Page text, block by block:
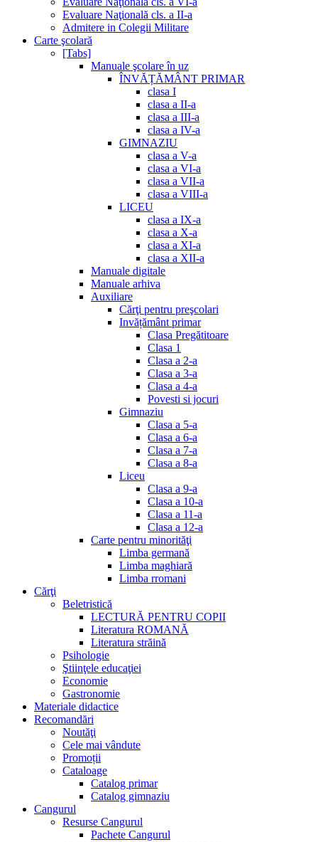
Evaluare Naţională cls. a II-a
Admitere in Colegii Militare
Carte şcolară
[Tabs]
Manuale şcolare în uz
ÎNVĂȚĂMÂNT PRIMAR
clasa I
clasa a II-a
clasa a III-a
clasa a IV-a
GIMNAZIU
clasa a V-a
clasa a VI-a
clasa a VII-a
clasa a VIII-a
LICEU
clasa a IX-a
clasa a X-a
clasa a XI-a
clasa a XII-a
Manuale digitale
Manuale arhiva
Auxiliare
Cărţi pentru preşcolari
Invățământ primar
Clasa Pregătitoare
Clasa 1
Clasa a 2-a
Clasa a 3-a
Clasa a 4-a
Povesti si jocuri
Gimnaziu
Clasa a 5-a
Clasa a 6-a
Clasa a 7-a
Clasa a 8-a
Liceu
Clasa a 9-a
Clasa a 10-a
Clasa a 11-a
Clasa a 12-a
Carte pentru minorităţi
Limba germană
Limba maghiară
Limba rromani
Cărţi
Beletristică
LECTURĂ PENTRU COPII
Literatura ROMANĂ
Literatura străină
Psihologie
Ştiinţele educaţiei
Economie
Gastronomie
Materiale didactice
Recomandări
Noutăţi
Cele mai vândute
Promoții
Cataloage
Catalog primar
Catalog gimnaziu
Cangurul
Resurse Cangurul
Pachete Cangurul